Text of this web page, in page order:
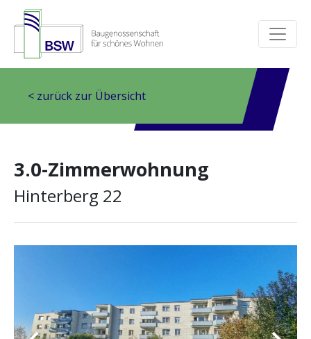
< zurück zur Übersicht
3.0-Zimmerwohnung
Hinterberg 22